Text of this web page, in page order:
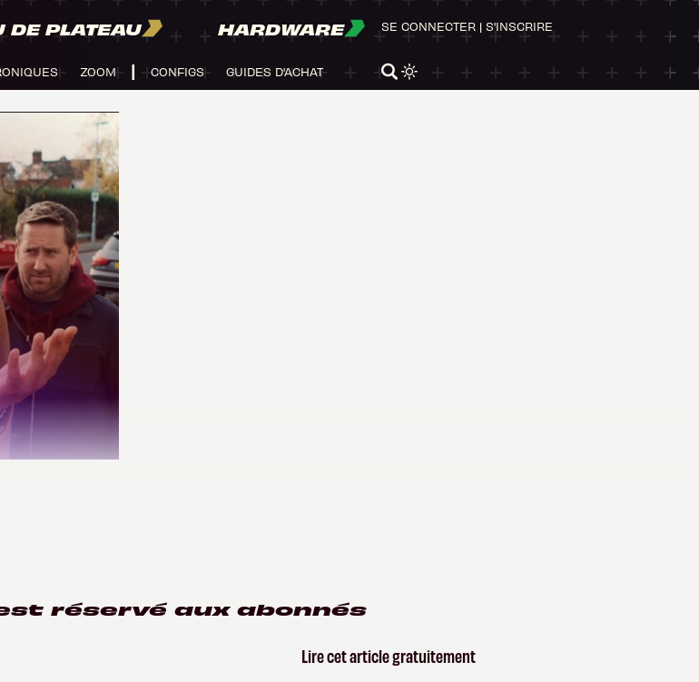
DE PLATEAU HARDWARE
ZOOM CONFIGS GUIDES D'ACHAT
SE CONNECTER | S'INSCRIRE
réservé aux abonnés
Lire cet article gratuitement